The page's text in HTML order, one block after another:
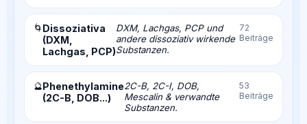
🌀 Dissoziativa
(DXM,
Lachgas, PCP)
DXM, Lachgas, PCP und
andere dissoziativ wirkende
Substanzen.
72
Beiträge
🔮Phenethylamine
(2C-B, DOB...)
2C-B, 2C-I, DOB,
Mescalin & verwandte
Substanzen.
53
Beiträge